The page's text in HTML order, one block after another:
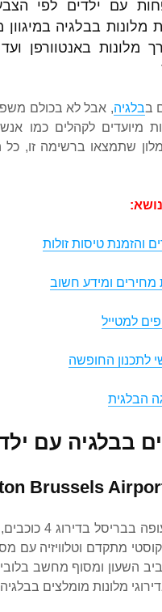
עם ילדים לפי
מלונות בבלגיה
באנטוורפן
בבלגיה, אבל לא בכולם
מיועדים לקהלים כמו
שתמצאו ברשימה זו, כל
והזמנת טיסות זולות
ומידע חשוב
לתכנון החופשה
הבלגית
Brussels
כוכבים, מציע חופשה משפחתית ב
מתקדם וטלוויזיה
השעון ומסוף מחשב